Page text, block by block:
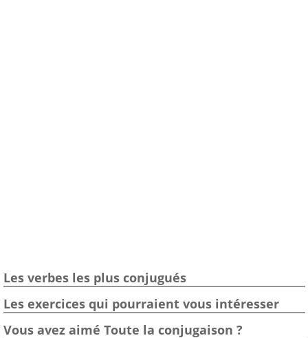
Les verbes les plus conjugués
Les exercices qui pourraient vous intéresser
Vous avez aimé Toute la conjugaison ?